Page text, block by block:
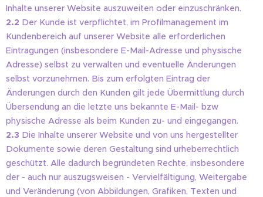
Inhalte unserer Website auszuweiten oder einzuschränken.
2.2 Der Kunde ist verpflichtet, im Profilmanagement im
Kundenbereich auf unserer Website alle erforderlichen
Eintragungen (insbesondere E-Mail-Adresse und physische
Adresse) selbst zu verwalten und eventuelle Änderungen
selbst vorzunehmen. Bis zum erfolgten Eintrag der
Änderungen durch den Kunden gilt jede Übermittlung durch
Übersendung an die letzte uns bekannte E-Mail- bzw
physische Adresse als beim Kunden zu- und eingegangen.
2.3 Die Inhalte unserer Website und von uns hergestellter
Dokumente sowie deren Gestaltung sind urheberrechtlich
geschützt. Alle dadurch begründeten Rechte, insbesondere
der - auch nur auszugsweisen - Vervielfältigung, Weitergabe
und Veränderung (von Abbildungen, Grafiken, Texten und